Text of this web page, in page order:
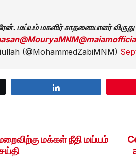
மய்யம் மகளிர் சாதனையாளர்
@MouryaMNM
(@MohammedZabiMNM)
மக்கள் நீதி மய்யம்